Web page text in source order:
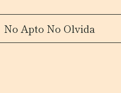
No Apto No Olvida